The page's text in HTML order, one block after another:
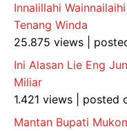
Innalillahi
Tenang Winda
25.875 views
Ini Alasan Lie Eng
Miliar
1.421 views
posted
Mantan Bupati